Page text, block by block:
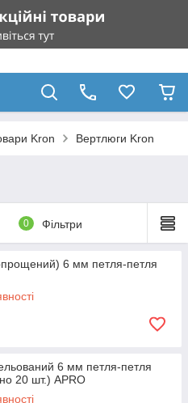
Kron Вертлюги Kron
0 Фільтри
6 мм петля-петля
6 мм петля-петля
20 шт.) APRO